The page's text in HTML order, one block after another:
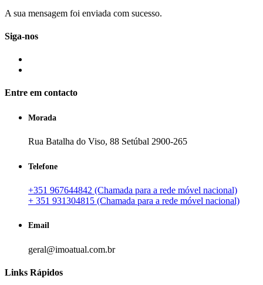
A sua mensagem foi enviada com sucesso.
Siga-nos
Entre em contacto
Morada
Rua Batalha do Viso, 88 Setúbal 2900-265
Telefone
+351 967644842 (Chamada para a rede móvel nacional)
+ 351 931304815 (Chamada para a rede móvel nacional)
Email
geral@imoatual.com.br
Links Rápidos